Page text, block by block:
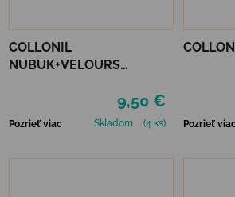
COLLONIL
NUBUK+VELOURS
9,50 €
Pozrieť viac Skladom (4 ks) Pozrieť